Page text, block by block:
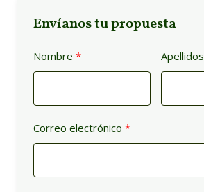
Envíanos tu propuesta
Nombre Apellidos
Correo electrónico